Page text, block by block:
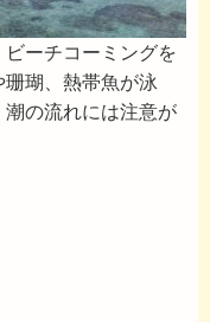
ーチコーミングを
瑚、熱帯魚が泳
の流れには注意が